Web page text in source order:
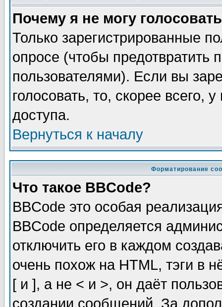
Почему я не могу
Только зарегистрированные
опросе (чтобы предотвратить
пользователями). Если вы
голосовать, то, скорее всего,
доступа.
Вернуться к началу
Форматирование
Что такое BBCode?
BBCode это особая
BBCode определяется
отключить его в каждом
очень похож на HTML, тэги в
[ и ], а не < и >, он даёт
создании сообщений. За